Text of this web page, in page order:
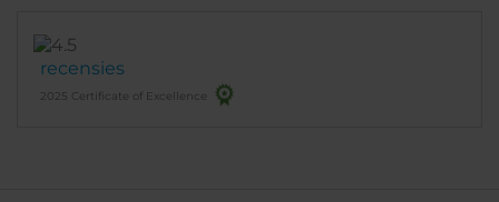
recensies
2025 Certificate of Excellence